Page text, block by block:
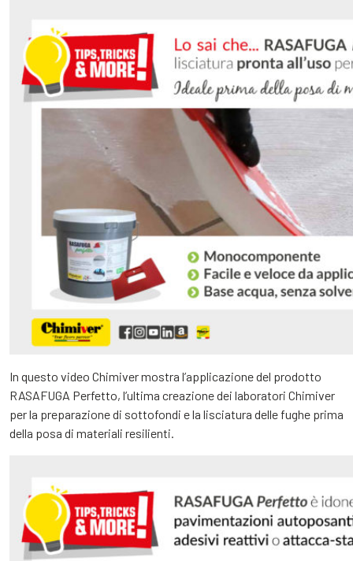
In questo video Chimiver mostra l’applicazione del prodotto
RASAFUGA Perfetto, l’ultima creazione dei laboratori Chimiver
per la preparazione di sottofondi e la lisciatura delle fughe prima
della posa di materiali resilienti.